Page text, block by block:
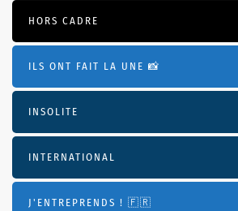
HORS CADRE
ILS ONT FAIT LA UNE 📸
INSOLITE
INTERNATIONAL
J'ENTREPRENDS ! 🇫🇷